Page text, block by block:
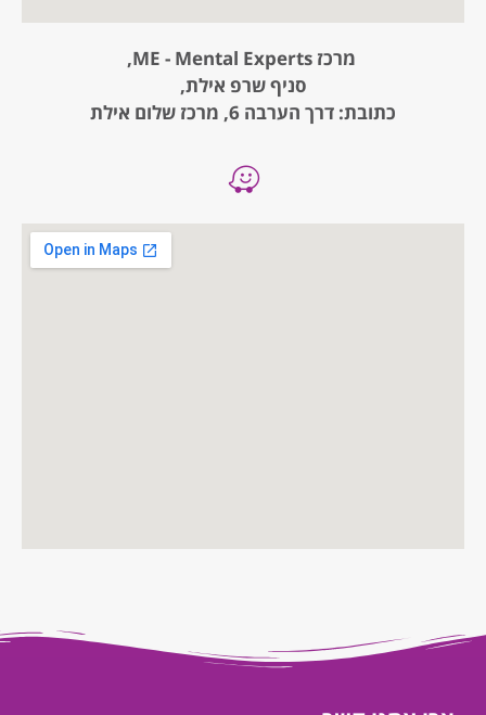
מרכז ME - Mental Experts,
סניף שרפ אילת,
כתובת: דרך הערבה 6, מרכז שלום אילת